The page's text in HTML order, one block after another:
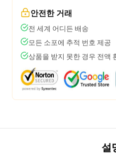
안전한 거래
전 세계 어디든 배송
모든 소포에 추적 번호 제공
상품을 받지 못한 경우 전액
설